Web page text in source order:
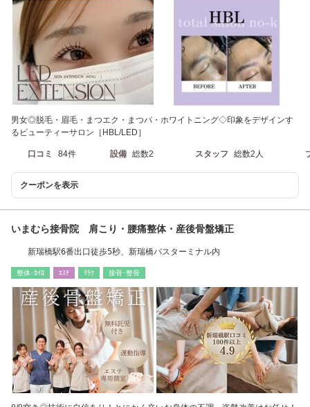
男女◎脱毛・眉毛・まつエク・まつパ・ホワイトニング◇印象をデザインす
るビューティーサロン［HBL/LED］
口コミ 84件 設備 総数2 スタッフ 総数2人
クーポンを表示
いまむら接骨院 肩こり・腰痛整体・産後骨盤矯正
新瑞橋駅6番出口徒歩5秒、新瑞橋バスターミナル内
整体･ｶｲﾛ ｴｽﾃ ﾘﾗｸ 接骨･整骨